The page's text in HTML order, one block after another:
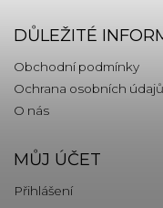
DŮLEŽITÉ
Obchodní podmínky
Ochrana osobních údajů
O nás
MŮJ ÚČET
Přihlášení